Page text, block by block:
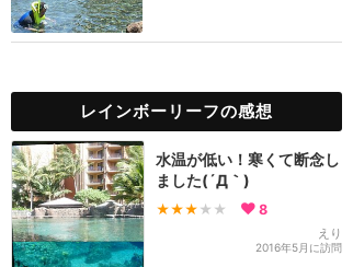
レインボーリーフの感想
水温が低い！寒くて断念し
ました(´Д｀)
★★★ ★★ 8
えり
2016年5月に訪問